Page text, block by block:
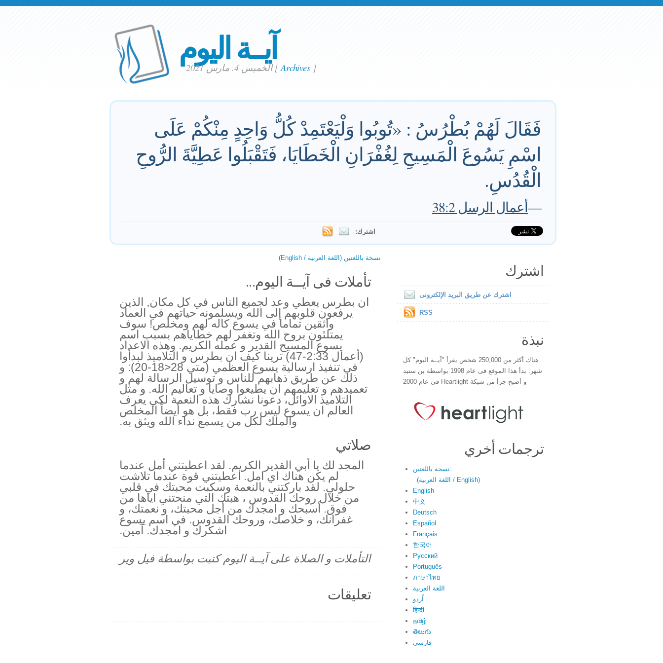
آيــة اليوم
الخميس 4. مارس 2021[Archives ]
فَقَالَ لَهُمْ بُطْرُسُ : «تُوبُوا وَلْيَعْتَمِدْ كُلُّ وَاحِدٍ مِنْكُمْ عَلَى
اسْمِ يَسُوعَ الْمَسِيحِ لِغُفْرَانِ الْخَطَايَا، فَتَقْبَلُوا عَطِيَّةَ الرُّوحِ
الْقُدُسِ.
—أعمال الرسل 38:2
اشترك:
نسخة باللغتين (اللغة العربية / English)
تأملات فى آيــة اليوم...
ان بطرس يعطي وعد لجميع الناس في كل مكان, الذين
يرفعون قلوبهم إلى الله ويسلمونه حياتهم في العماد
واثقين تماما في يسوع كاله لهم ومخلص! سوف
يمتلئون بروح الله وتغفر لهم خطاياهم بسبب اسم
يسوع المسيح القدير و عمله الكريم. وهذه الاعداد
(أعمال 2:33-47) ترينا كيف ان بطرس و التلاميذ لبدأوا
في تنفيذ ارسالية يسوع العظمي (متي 28<18-20): و
ذلك عن طريق ذهابهم للناس و توسيل الرسالة لهم و
تعميدهم و تعليمهم ان يطيعوا وصايا و تعاليم الله. و مثل
التلاميذ الاوائل، دعونا نشارك هذه النعمة لكي يعرف
العالم ان يسوع ليس رب فقط، بل هو أيضاً المخلص
والملك لكل من يسمع نداء الله ويثق به.
صلاتي
المجد لك يا أبي القدير الكريم. لقد اعطيتني أمل عندما
لم يكن هناك اي امل. اعطيتني قوة عندما تلاشت
حلولي. لقد باركتني بالنعمة وسكبت محبتك في قلبي
من خلال روحك القدوس ، هبتك التي منحتني اياها من
فوق. أسبحك و امجدك من أجل محبتك، و نعمتك، و
غفرانك، و خلاصك، وروحك القدوس. في اسم يسوع
اشكرك و امجدك. آمين.
التأملات و الصلاة على آيــة اليوم كتبت بواسطة فيل وير
تعليقات
اشترك
اشترك عن طريق البريد الإلكترونى
RSS
نبذة
هناك أكثر من 250,000 شخص يقرأ "آيــة اليوم" كل
شهر. بدأ هذا الموقع فى عام 1998 بواسطة بن ستيد
و أصبح جزأ من شبكة Heartlight فى عام 2000
ترجمات أخري
نسخة باللغتين:
(اللغة العربية / English)
English
中文
Deutsch
Español
Français
한국어
Русский
Português
ภาษาไทย
اللغة العربية
اُردو
हिन्दी
தமிழ்
తెలుగు
فارسی